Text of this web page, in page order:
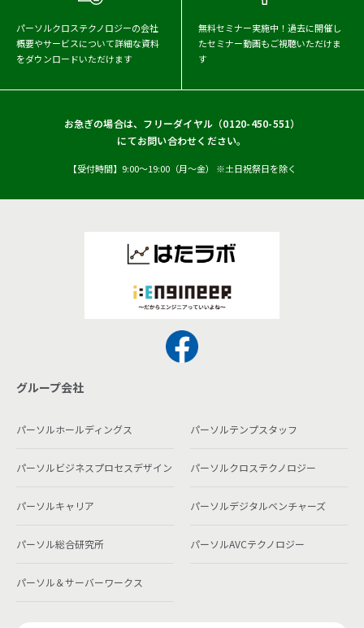
2017年
パーソルクロステクノロジーの会社
概要やサービスについて詳細な資料
をダウンロードいただけます
無料セミナー実施中！ 過去に開催し
たセミナー動画もご視聴いただけま
す
お急ぎの場合は、フリーダイヤル（0120-450-551）
にてお問い合わせください。
【受付時間】9:00〜19:00（月〜金） ※土日祝祭日を除く
グループ会社
パーソルホールディングス パーソルテンプスタッフ
パーソルビジネスプロセスデザイン パーソルクロステクノロジー
パーソルキャリア パーソルデジタルベンチャーズ
パーソル総合研究所 パーソルAVCテクノロジー
パーソル＆サーバーワークス